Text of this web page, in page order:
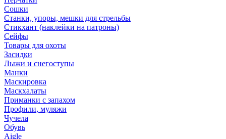
Сошки
Станки, упоры, мешки для стрельбы
Стикхант (наклейки на патроны)
Сейфы
Товары для охоты
Засидки
Лыжи и снегоступы
Манки
Маскировка
Маскхалаты
Приманки с запахом
Профили, муляжи
Чучела
Обувь
Aigle